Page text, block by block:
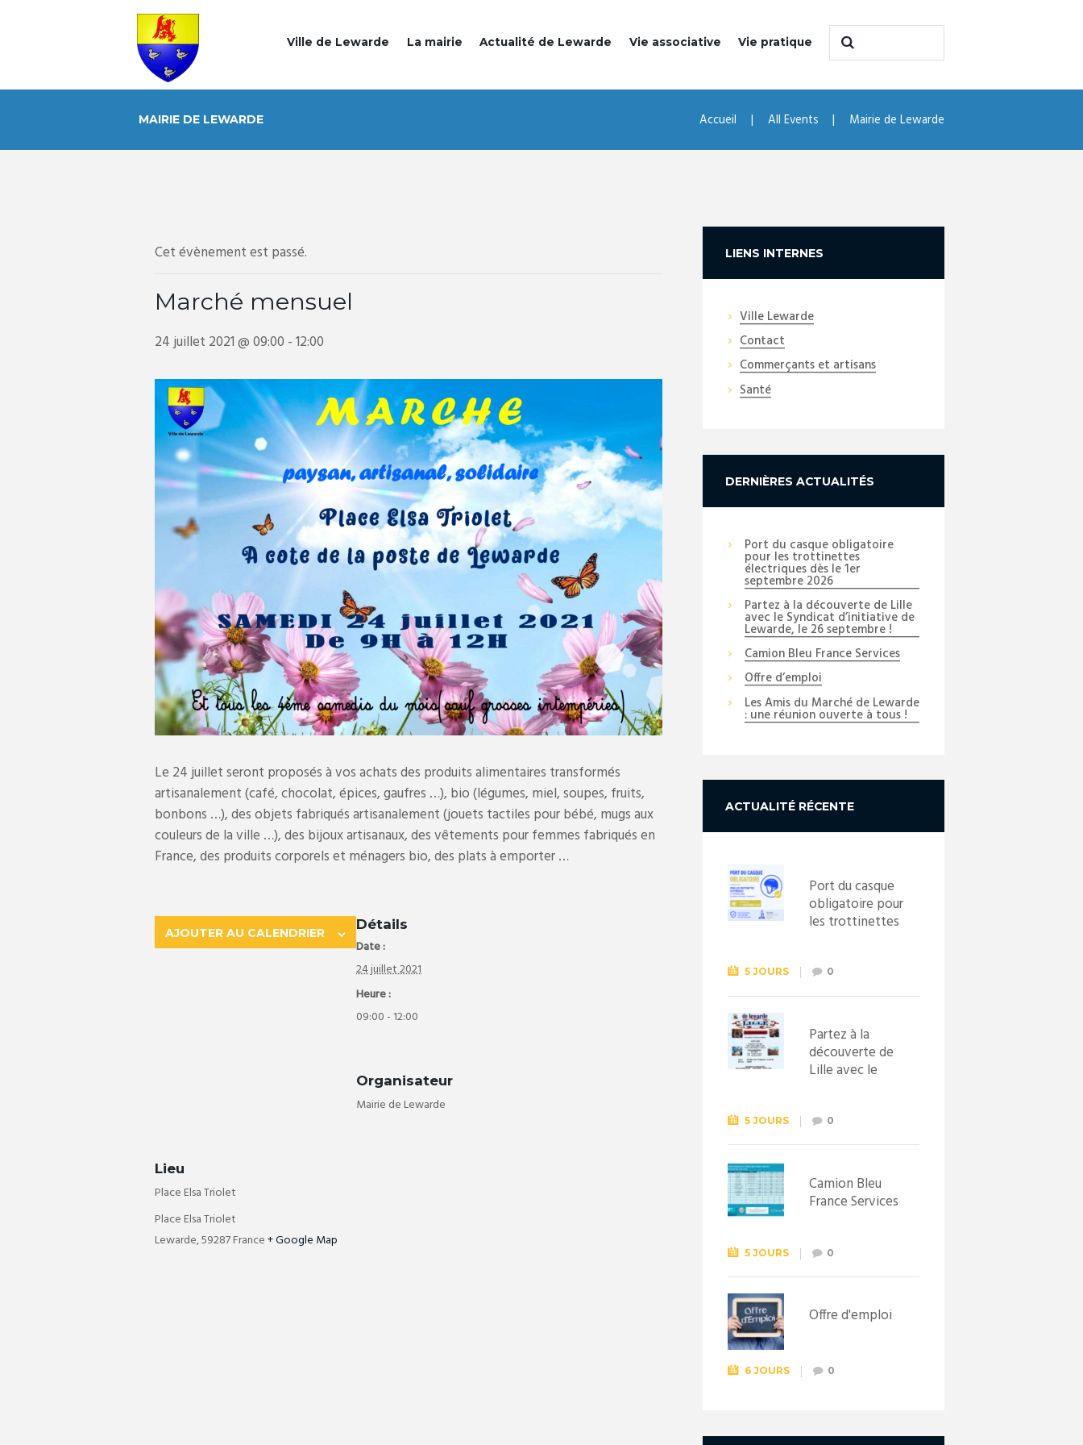
Ville de Lewarde La mairie Actualité de Lewarde Vie associative Vie pratique
MAIRIE DE LEWARDE Accueil All Events Mairie de Lewarde
Cet évènement est passé.
Marché mensuel
24 juillet 2021 @ 09:00 -12:00
Le 24 juillet seront proposés à vos achats des produits alimentaires transformés
artisanalement (café, chocolat, épices, gaufres …), bio (légumes, miel, soupes, fruits,
bonbons …), des objets fabriqués artisanalement (jouets tactiles pour bébé, mugs aux
couleurs de la ville …), des bijoux artisanaux, des vêtements pour femmes fabriqués en
France, des produits corporels et ménagers bio, des plats à emporter …
AJOUTER AU CALENDRIER
Détails
Date :
24 juillet 2021
Heure :
09:00 - 12:00
Organisateur
Mairie de Lewarde
Lieu
Place Elsa Triolet
Place Elsa Triolet
Lewarde,59287France+ Google Map
LIENS INTERNES
Ville Lewarde
Contact
Commerçants et artisans
Santé
DERNIÈRES ACTUALITÉS
Port du casque obligatoire
pour les trottinettes
électriques dès le 1er
septembre 2026
Partez à la découverte de Lille
avec le Syndicat d’initiative de
Lewarde, le 26 septembre !
Camion Bleu France Services
Offre d’emploi
Les Amis du Marché de Lewarde
: une réunion ouverte à tous !
ACTUALITÉ RÉCENTE
Port du casque
obligatoire pour
les trottinettes
septembre
2026
5 JOURS 0
Partez à la
découverte de
Lille avec le
Lewarde, le 26
septembre !
5 JOURS 0
Camion Bleu
France Services
5 JOURS 0
Offre d'emploi
6 JOURS 0